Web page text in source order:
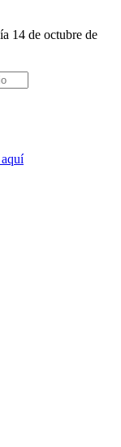
14 de octubre de